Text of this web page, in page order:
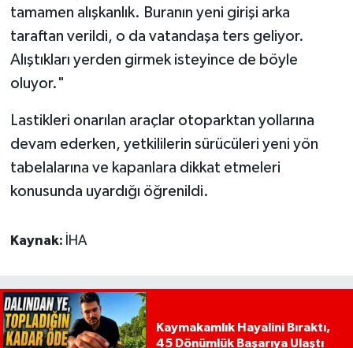
tamamen alışkanlık. Buranın yeni girişi arka
taraftan verildi, o da vatandaşa ters geliyor.
Alıştıkları yerden girmek isteyince de böyle
oluyor."
Lastikleri onarılan araçlar otoparktan yollarına
devam ederken, yetkililerin sürücüleri yeni yön
tabelalarına ve kapanlara dikkat etmeleri
konusunda uyardığı öğrenildi.
Kaynak: İHA
Kaymakamlık Hayalini Bıraktı,
45 Dönümlük Başarıya Ulaştı